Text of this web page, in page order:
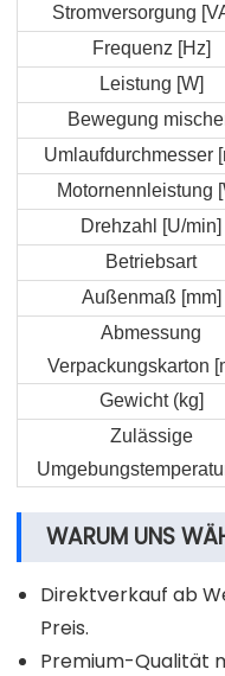
Stromversorgung
Frequenz [Hz]
Leistung [W]
Bewegung
Umlaufdurchmesser
Motornennleistung
Drehzahl [U/min]
Betriebsart
Außenmaß [mm]
Abmessung
Verpackungskarton
Gewicht (kg]
Zulässige
WARUM UNS
Direktverkauf ab
Preis.
Premium-Qualität